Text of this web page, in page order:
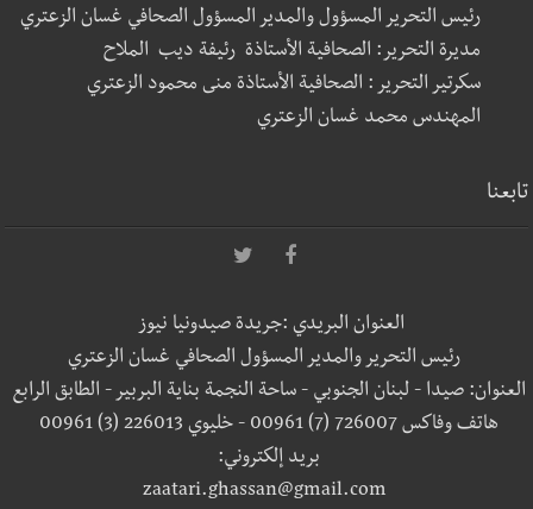
رئيس التحرير المسؤول والمدير المسؤول الصحافي غسان الزعتري
مديرة التحرير: الصحافية الأستاذة رئيفة ديب الملاح
سكرتير التحرير : الصحافية الأستاذة منى محمود الزعتري
المهندس محمد غسان الزعتري
تابعنا
العنوان البريدي :جريدة صيدونيا نيوز
رئيس التحرير والمدير المسؤول الصحافي غسان الزعتري
العنوان: صيدا - لبنان الجنوبي - ساحة النجمة بناية البربير - الطابق الرابع
هاتف وفاكس 726007 (7) 00961 - خليوي 226013 (3) 00961
بريد إلكتروني:
zaatari.ghassan@gmail.com